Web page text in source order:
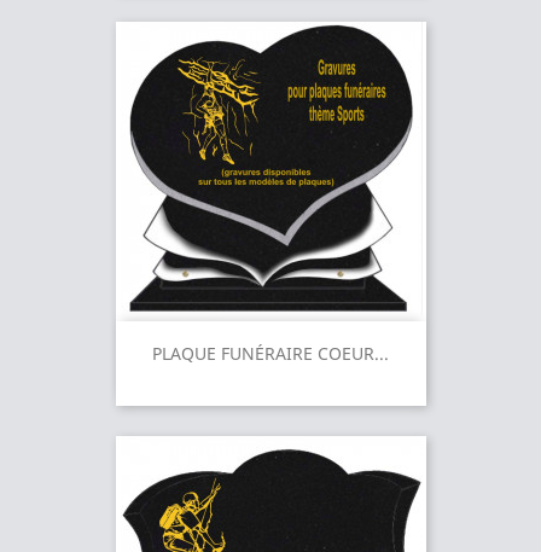
PLAQUE FUNÉRAIRE COEUR...